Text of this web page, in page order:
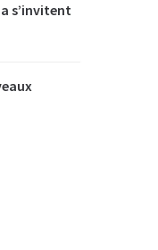
s’invitent